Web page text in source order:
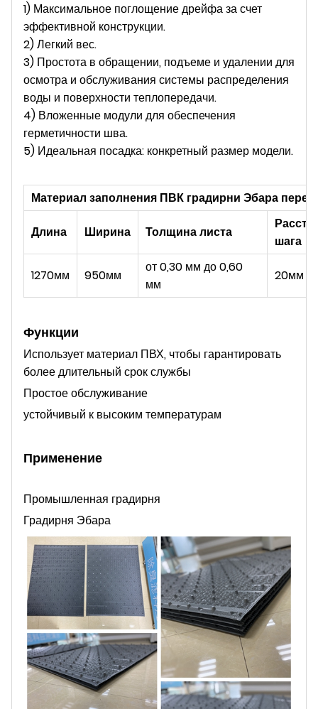
1) Максимальное поглощение дрейфа за счет
эффективной конструкции.
2) Легкий вес.
3) Простота в обращении, подъеме и удалении для
осмотра и обслуживания системы распределения
воды и поверхности теплопередачи.
4) Вложенные модули для обеспечения
герметичности шва.
5) Идеальная посадка: конкретный размер модели.
Материал заполнения ПВК градирни Эбара
Длина Ширина Толщина листа
шага
1270мм 950мм
от 0,30 мм до 0,60
мм
20мм
Функции
Использует материал ПВХ, чтобы гарантировать
более длительный срок службы
Простое обслуживание
устойчивый к высоким температурам
Применение
Промышленная градирня
Градирня Эбара